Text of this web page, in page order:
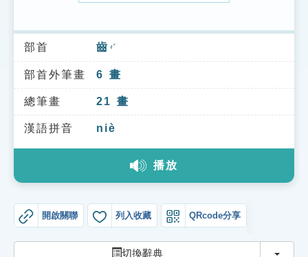
索引選單
知識索引
單字索引
生命大百科索引
教學應用
貓頭鷹博士
部首 齒 ㄔˇ
部首外筆畫 6 畫
總筆畫 21 畫
漢語拼音 niè
播放
開啟關聯 列入收藏 QRcode分享
切換辭典 切換